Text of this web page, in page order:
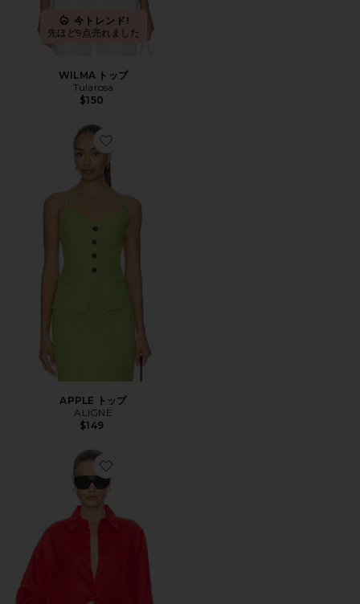
今トレンド!
先ほど9点売れました
WILMA トップ
Tularosa
$150
Favorite APPLE トップ
APPLE トップ
ALIGNE
$149
Favorite WASHED LINEN SHIRT シャツ